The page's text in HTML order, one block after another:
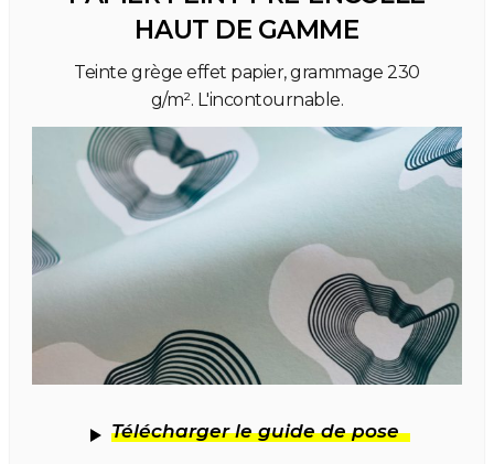
HAUT DE GAMME
Teinte grège effet papier, grammage 230
g/m². L'incontournable.
Télécharger le guide de pose